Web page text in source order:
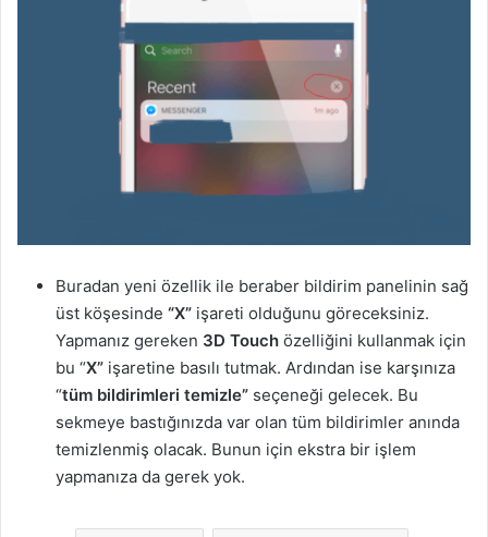
Buradan yeni özellik ile beraber bildirim panelinin sağ
üst köşesinde “X” işareti olduğunu göreceksiniz.
Yapmanız gereken 3D Touch özelliğini kullanmak için
bu “X” işaretine basılı tutmak. Ardından ise karşınıza
“tüm bildirimleri temizle” seçeneği gelecek. Bu
sekmeye bastığınızda var olan tüm bildirimler anında
temizlenmiş olacak. Bunun için ekstra bir işlem
yapmanıza da gerek yok.